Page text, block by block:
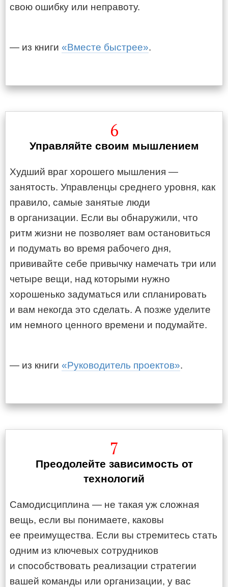
свою ошибку или неправоту.
— из книги «Вместе быстрее».
6
Управляйте своим мышлением
Худший враг хорошего мышления —
занятость. Управленцы среднего уровня, как
правило, самые занятые люди
в организации. Если вы обнаружили, что
ритм жизни не позволяет вам остановиться
и подумать во время рабочего дня,
прививайте себе привычку намечать три или
четыре вещи, над которыми нужно
хорошенько задуматься или спланировать
и вам некогда это сделать. А позже уделите
им немного ценного времени и подумайте.
— из книги «Руководитель проектов».
7
Преодолейте зависимость от
технологий
Самодисциплина — не такая уж сложная
вещь, если вы понимаете, каковы
ее преимущества. Если вы стремитесь стать
одним из ключевых сотрудников
и способствовать реализации стратегии
вашей команды или организации, у вас